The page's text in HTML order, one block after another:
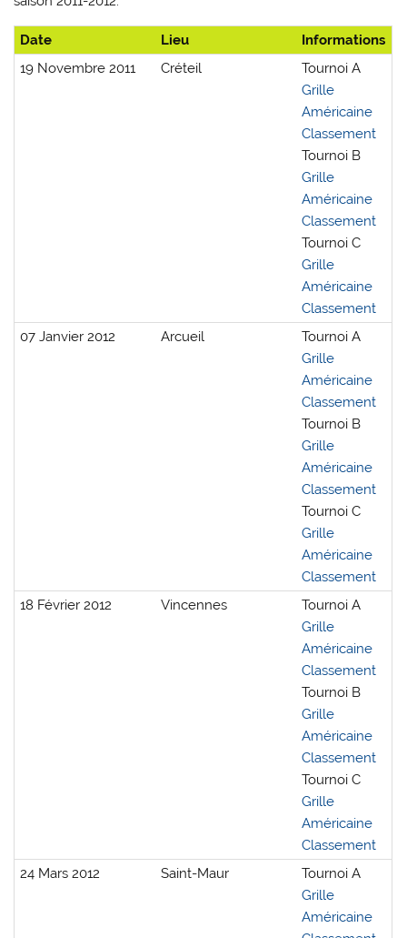
Date Lieu
Informations
19 Novembre 2011
Créteil
Tournoi A
Grille
Américaine
Classement
Tournoi B
Grille
Américaine
Classement
Tournoi C
Grille
Américaine
Classement
07 Janvier 2012
Arcueil
Tournoi A
Grille
Américaine
Classement
Tournoi B
Grille
Américaine
Classement
Tournoi C
Grille
Américaine
Classement
18 Février 2012
Vincennes
Tournoi A
Grille
Américaine
Classement
Tournoi B
Grille
Américaine
Classement
Tournoi C
Grille
Américaine
Classement
24 Mars 2012
Saint-Maur
Tournoi A
Grille
Américaine